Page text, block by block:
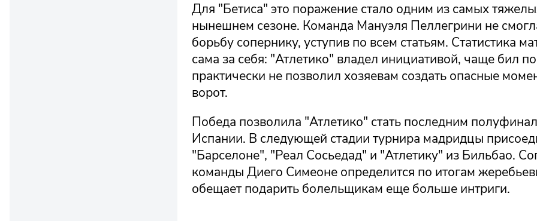
Для "Бетиса" это поражение стало одним из самых
нынешнем сезоне. Команда Мануэля Пеллегрини не
борьбу сопернику, уступив по всем статьям. Статистика
сама за себя: "Атлетико" владел инициативой, чаще бил
практически не позволил хозяевам создать опасные
ворот.
Победа позволила "Атлетико" стать последним
Испании. В следующей стадии турнира мадридцы
"Барселоне", "Реал Сосьедад" и "Атлетику" из Бильбао.
команды Диего Симеоне определится по итогам
обещает подарить болельщикам еще больше интриги.